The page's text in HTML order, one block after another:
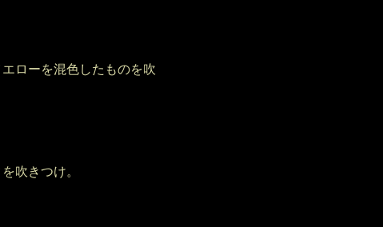
ローを混色したものを吹
吹きつけ。